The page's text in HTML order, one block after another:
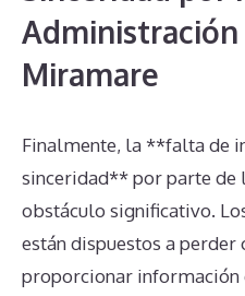
Administración
Miramare
Finalmente, la **falta de
sinceridad** por parte de
obstáculo significativo.
están dispuestos a
proporcionar información